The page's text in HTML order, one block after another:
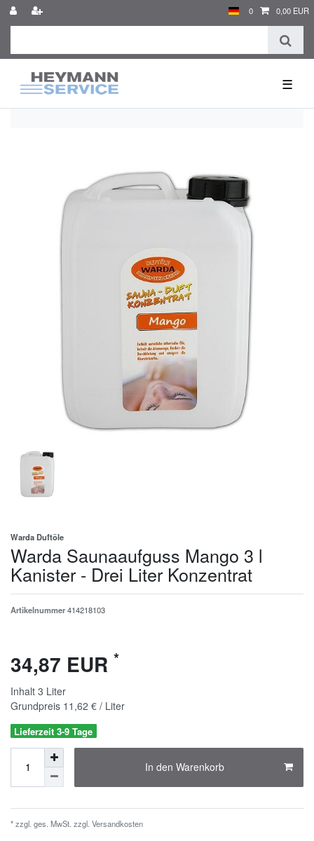
0 0,00 EUR
☰
Warda Duftöle
Warda Saunaaufguss Mango 3 l
Kanister - Drei Liter Konzentrat
Artikelnummer414218103
34,87 EUR *
Inhalt 3 Liter
Grundpreis 11,62 € / Liter
Lieferzeit 3-9 Tage
In den Warenkorb
* zzgl. ges. MwSt. zzgl. Versandkosten